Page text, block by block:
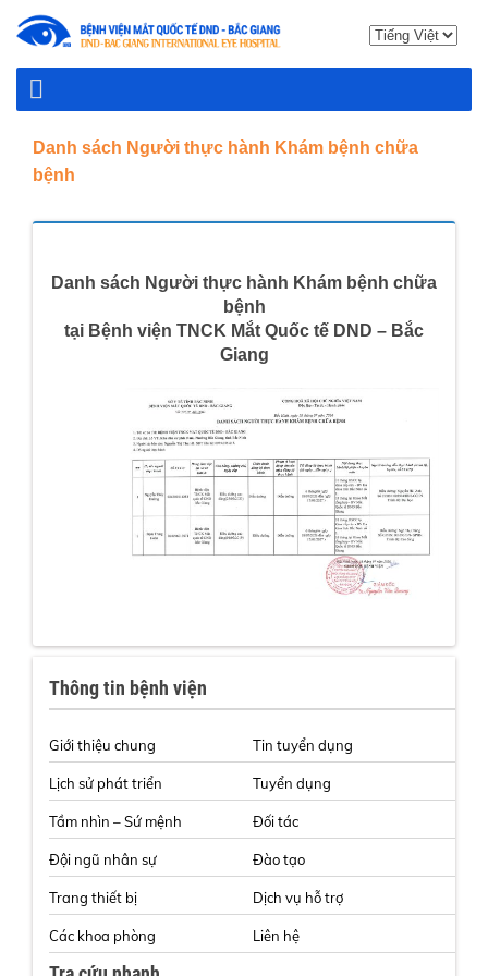
Danh sách Người thực hành Khám bệnh chữa
bệnh
Danh sách Người thực hành Khám bệnh chữa
bệnh
tại Bệnh viện TNCK Mắt Quốc tế DND – Bắc
Giang
Thông tin bệnh viện
Giới thiệu chung
Lịch sử phát triển
Tầm nhìn – Sứ mệnh
Đội ngũ nhân sự
Trang thiết bị
Các khoa phòng
Tin tuyển dụng
Tuyển dụng
Đối tác
Đào tạo
Dịch vụ hỗ trợ
Liên hệ